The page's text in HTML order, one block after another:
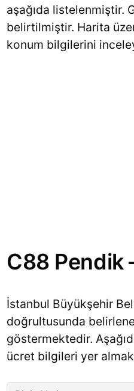
aşağıda listelenmiştir.
belirtilmiştir. Harita
konum bilgilerini
C88 Pendik
İstanbul Büyükşehir
doğrultusunda
göstermektedir.
ücret bilgileri yer